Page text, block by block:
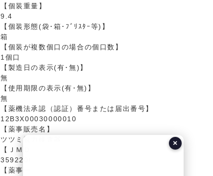
【個装重量】
9.4
【個装形態(袋･箱･ﾌﾞﾘｽﾀｰ等)】
箱
【個装が複数個口の場合の個口数】
1個口
【製造日の表示(有･無)】
無
【使用期限の表示(有･無)】
無
【薬機法承認（認証）番号または届出番号】
12B3X00030000010
【薬事販売名】
ツツミ視力検査器
【ＪＭＤＮコード】
35922000
【薬事一般的名称】
×